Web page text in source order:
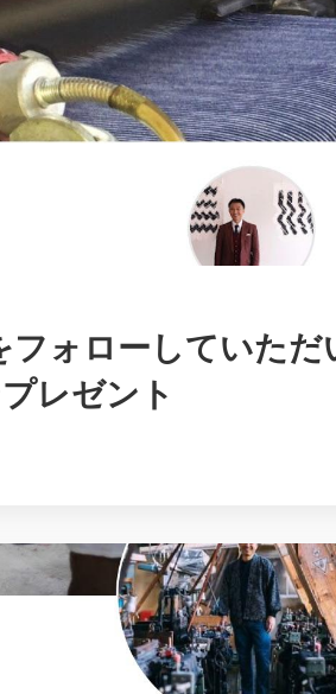
フォローしていただ
レゼント
All